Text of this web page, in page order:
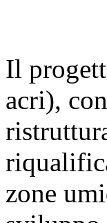
Il
acri),
zone